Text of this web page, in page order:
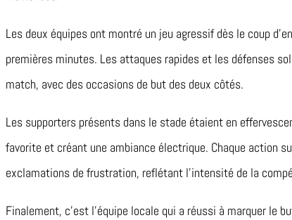
Les deux équipes ont montré un jeu agressif dès le coup
premières minutes. Les attaques rapides et les défenses
match, avec des occasions de but des deux côtés.
Les supporters présents dans le stade étaient en
favorite et créant une ambiance électrique. Chaque action
exclamations de frustration, reflétant l’intensité de la
Finalement, c’est l’équipe locale qui a réussi à marquer le